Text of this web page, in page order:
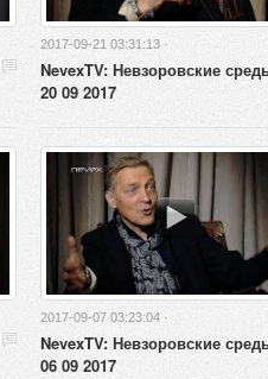
2017-09-21 03:31:13 ·
NevexTV: Невзоровские
20 09 2017
2017-09-07 03:23:04 ·
NevexTV: Невзоровские
06 09 2017